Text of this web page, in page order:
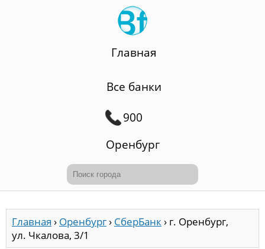
Главная
Все банки
900
Оренбург
Главная › Оренбург› СберБанк› г. Оренбург,
ул. Чкалова, 3/1